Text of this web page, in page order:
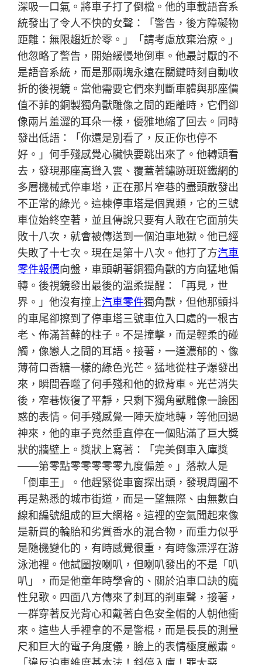
深吸一口氣。將車子打了倒檔。他的車載語音系
統發出了令人不快的女聲：「警告，後方障礙物
距離：無限趨近於零。」「請考慮放棄治療。」
他忽略了警告，開始緩慢地倒車。他最討厭的不
是語音系統，而是那兩塊永遠在關鍵時刻自動收
折的後視鏡。當他需要它們來判斷車體與那座價
值不菲的銅製獨角獸雕像之間的距離時，它們卻
像兩片羞澀的耳朵一樣，優雅地縮了回去。同時
發出低語：「你還是別看了，反正你也停不
好。」何手殘感覺心臟快要跳出來了。他轉頭看
去，發現那座高聳入雲、覆蓋著鏽跡斑斑鐵網的
多層機械式停車塔，正在那片窄巷的盡頭散發出
不正常的綠光。這棟停車塔是個異類，它的三號
車位始終空著，並且傳說只要有人敢在它面前失
敗十八次，就會被傳送到一個泊車地獄。他已經
失敗了十七次。現在是第十八次。他打了方汽車
零件報價向盤，車頭朝著銅獨角獸的方向猛地偏
轉。後視鏡發出最後的溫柔提醒：「再見，世
界。」他沒有撞上汽車零件獨角獸，但他那顫抖
的車尾卻擦到了停車塔三號車位入口處的一根古
老、佈滿苔蘚的柱子。不是撞擊，而是輕柔的碰
觸，像戀人之間的耳語。接著，一道濃郁的、像
薄荷口香糖一樣的綠色光芒。猛地從柱子爆發出
來，瞬間吞噬了何手殘和他的掀背車。光芒消失
後，窄巷恢復了平靜，只剩下獨角獸雕像一臉困
惑的表情。何手殘感覺一陣天旋地轉，等他回過
神來，他的車子竟然垂直停在一個貼滿了巨大獎
狀的牆壁上。獎狀上寫著：「完美倒車入庫獎
——第零點零零零零零九度偏差。」落款人是
「倒車王」。他趕緊從車窗探出頭，發現周圍不
再是熟悉的城市街道，而是一望無際、由無數白
線和編號組成的巨大網格。這裡的空氣聞起來像
是新買的輪胎和劣質香水的混合物，而重力似乎
是隨機變化的，有時感覺很重，有時像漂浮在游
泳池裡。他試圖按喇叭，但喇叭發出的不是「叭
叭」，而是他童年時學會的、關於泊車口訣的魔
性兒歌。四面八方傳來了刺耳的剎車聲，接著，
一群穿著反光背心和戴著白色安全帽的人朝他衝
來。這些人手裡拿的不是警棍，而是長長的測量
尺和巨大的電子角度儀，臉上的表情極度嚴肅。